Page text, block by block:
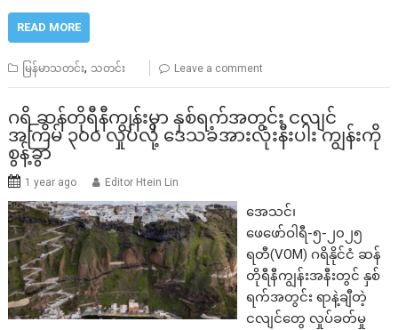
READ MORE
မြန်မာသတင်း, သတင်း Leave a comment
ဂရိ ဆန်တိုရီနီကျွန်းမှာ နှစ်ရက်အတွင်း ငလျင်
အကြိမ် ၃၀၀ လှုပ်လို့ ဒေသခံအားလုံးနီးပါး ကျွန်းကို
စွန့်ခွာ
1 year ago Editor Htein Lin
အေသင်၊
ဖေဖော်ဝါရီ-၅-၂၀၂၅
ရတီ(VOM) ဂရိနိုင်ငံ ဆန်
တိုရီနီကျွန်းအနီးတွင် နှစ်
ရက်အတွင်း ရာနဲ့ချီတဲ့
ငလျင်တွေ လှုပ်ခတ်မှု